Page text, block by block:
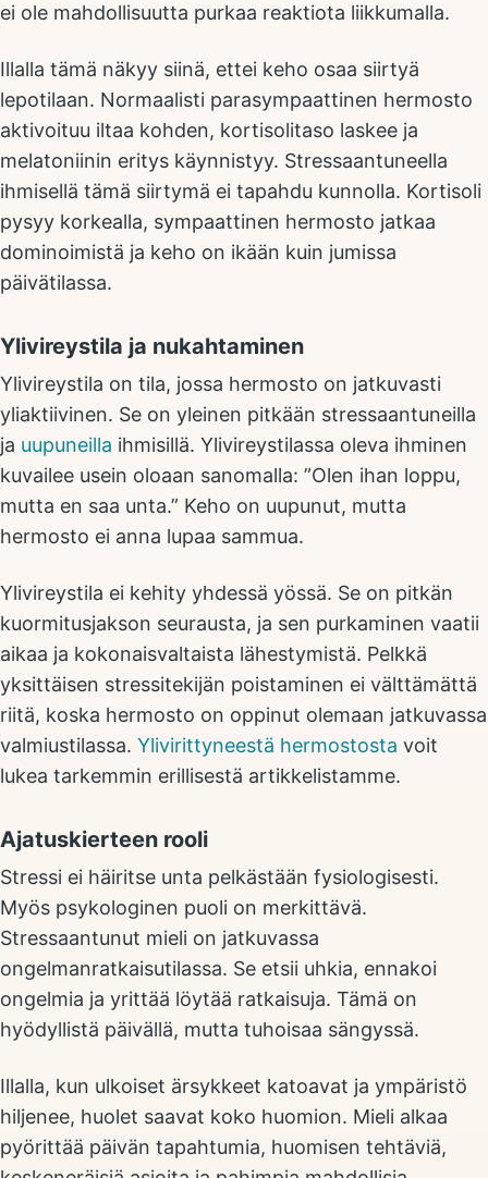
ei ole mahdollisuutta purkaa reaktiota liikkumalla.
Illalla tämä näkyy siinä, ettei keho osaa siirtyä
lepotilaan. Normaalisti parasympaattinen hermosto
aktivoituu iltaa kohden, kortisolitaso laskee ja
melatoniinin eritys käynnistyy. Stressaantuneella
ihmisellä tämä siirtymä ei tapahdu kunnolla. Kortisoli
pysyy korkealla, sympaattinen hermosto jatkaa
dominoimistä ja keho on ikään kuin jumissa
päivätilassa.
Ylivireystila ja nukahtaminen
Ylivireystila on tila, jossa hermosto on jatkuvasti
yliaktiivinen. Se on yleinen pitkään stressaantuneilla
ja uupuneilla ihmisillä. Ylivireystilassa oleva ihminen
kuvailee usein oloaan sanomalla: ”Olen ihan loppu,
mutta en saa unta.” Keho on uupunut, mutta
hermosto ei anna lupaa sammua.
Ylivireystila ei kehity yhdessä yössä. Se on pitkän
kuormitusjakson seurausta, ja sen purkaminen vaatii
aikaa ja kokonaisvaltaista lähestymistä. Pelkkä
yksittäisen stressitekijän poistaminen ei välttämättä
riitä, koska hermosto on oppinut olemaan jatkuvassa
valmiustilassa. Ylivirittyneestä hermostosta voit
lukea tarkemmin erillisestä artikkelistamme.
Ajatuskierteen rooli
Stressi ei häiritse unta pelkästään fysiologisesti.
Myös psykologinen puoli on merkittävä.
Stressaantunut mieli on jatkuvassa
ongelmanratkaisutilassa. Se etsii uhkia, ennakoi
ongelmia ja yrittää löytää ratkaisuja. Tämä on
hyödyllistä päivällä, mutta tuhoisaa sängyssä.
Illalla, kun ulkoiset ärsykkeet katoavat ja ympäristö
hiljenee, huolet saavat koko huomion. Mieli alkaa
pyörittää päivän tapahtumia, huomisen tehtäviä,